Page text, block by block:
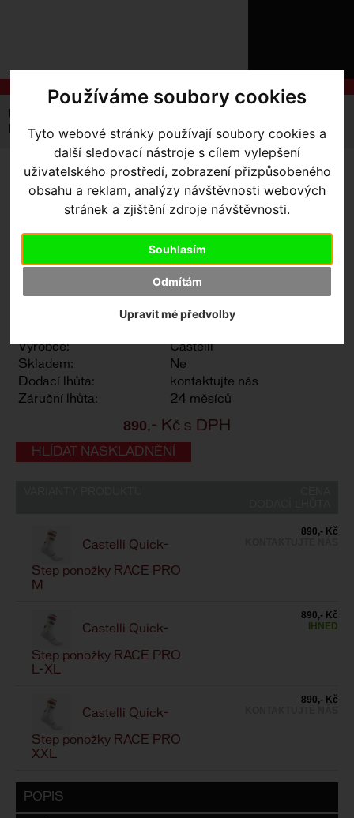
Používáme soubory cookies
Tyto webové stránky používají soubory cookies a
další sledovací nástroje s cílem vylepšení
uživatelského prostředí, zobrazení přizpůsobeného
obsahu a reklam, analýzy návštěvnosti webových
stránek a zjištění zdroje návštěvnosti.
Souhlasím
Odmítám
Upravit mé předvolby
NÁKUPU
SLUŽBY
Úvodní strana
Pánské
Castelli Quick-Step ponožky RACE PRO
CASTELLI QUICK-STEP
PONOŽKY RACE PRO-
Castelli Quick-Step ponožky
RACE PRO M
Výrobce:
Castelli
Skladem:
Ne
Dodací lhůta:
kontaktujte nás
Záruční lhůta:
24 měsíců
890,- Kč s DPH
HLÍDAT NASKLADNĚNÍ
Castelli Quick-
Step ponožky RACE PRO
M
890,- Kč
Castelli Quick-
Step ponožky RACE PRO
L-XL
890,- Kč
IHNED
Castelli Quick-
Step ponožky RACE PRO
XXL
890,- Kč
POPIS